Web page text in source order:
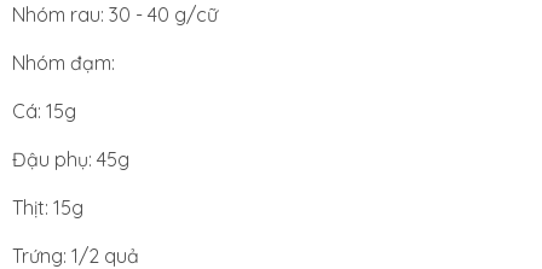
Nhóm rau: 30 - 40 g/cữ
Nhóm đạm:
Cá: 15g
Đậu phụ: 45g
Thịt: 15g
Trứng: 1/2 quả